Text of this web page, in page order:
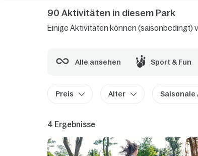
90 Aktivitäten in diesem Park
Einige Aktivitäten können (saisonbedingt)
Alle ansehen Sport & Fun
Preis Alter Saisonale
4 Ergebnisse